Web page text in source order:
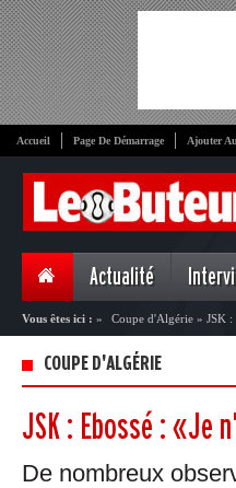
Accueil Page De Démarrage Ajouter
Actualité
Vous êtes ici : » Coupe d'Algérie » JSK :
COUPE D'ALGÉRIE
JSK : Ebossé : «Je
De nombreux